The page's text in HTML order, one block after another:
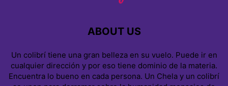
ABOUT US
Un colibrí tiene una gran belleza en su vuelo. Puede ir en
cualquier dirección y por eso tiene dominio de la materia.
Encuentra lo bueno en cada persona. Un Chela y un colibrí